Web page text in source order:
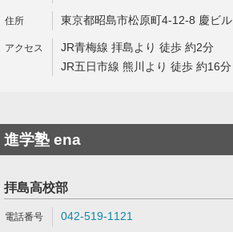
東京都昭島市松原町4-12-8 慶ビル
JR青梅線 拝島より 徒歩 約2分
JR五日市線 熊川より 徒歩 約16分
進学塾 ena
拝島高校部
042-519-1121